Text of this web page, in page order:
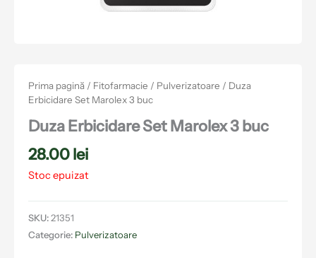
Prima pagină / Fitofarmacie / Pulverizatoare / Duza
Erbicidare Set Marolex 3 buc
Duza Erbicidare Set Marolex 3 buc
28.00lei
Stoc epuizat
SKU:21351
Categorie: Pulverizatoare